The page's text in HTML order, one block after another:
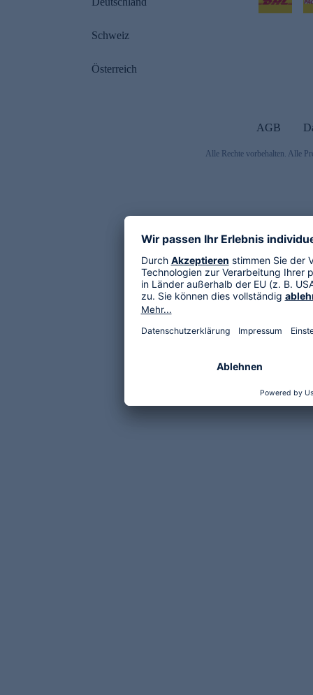
Schweiz
Österreich
AGB
Alle Rechte vorbehalten. Alle